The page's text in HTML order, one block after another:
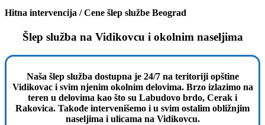
Hitna intervencija / Cene šlep službe Beograd
Šlep služba na Vidikovcu i okolnim naseljima
Naša šlep služba dostupna je 24/7 na teritoriji opštine
Vidikovac i svim njenim okolnim delovima. Brzo izlazimo na
teren u delovima kao što su Labudovo brdo, Cerak i
Rakovica. Takođe intervenišemo i u svim ostalim obližnjim
naseljima i ulicama na Vidikovcu.